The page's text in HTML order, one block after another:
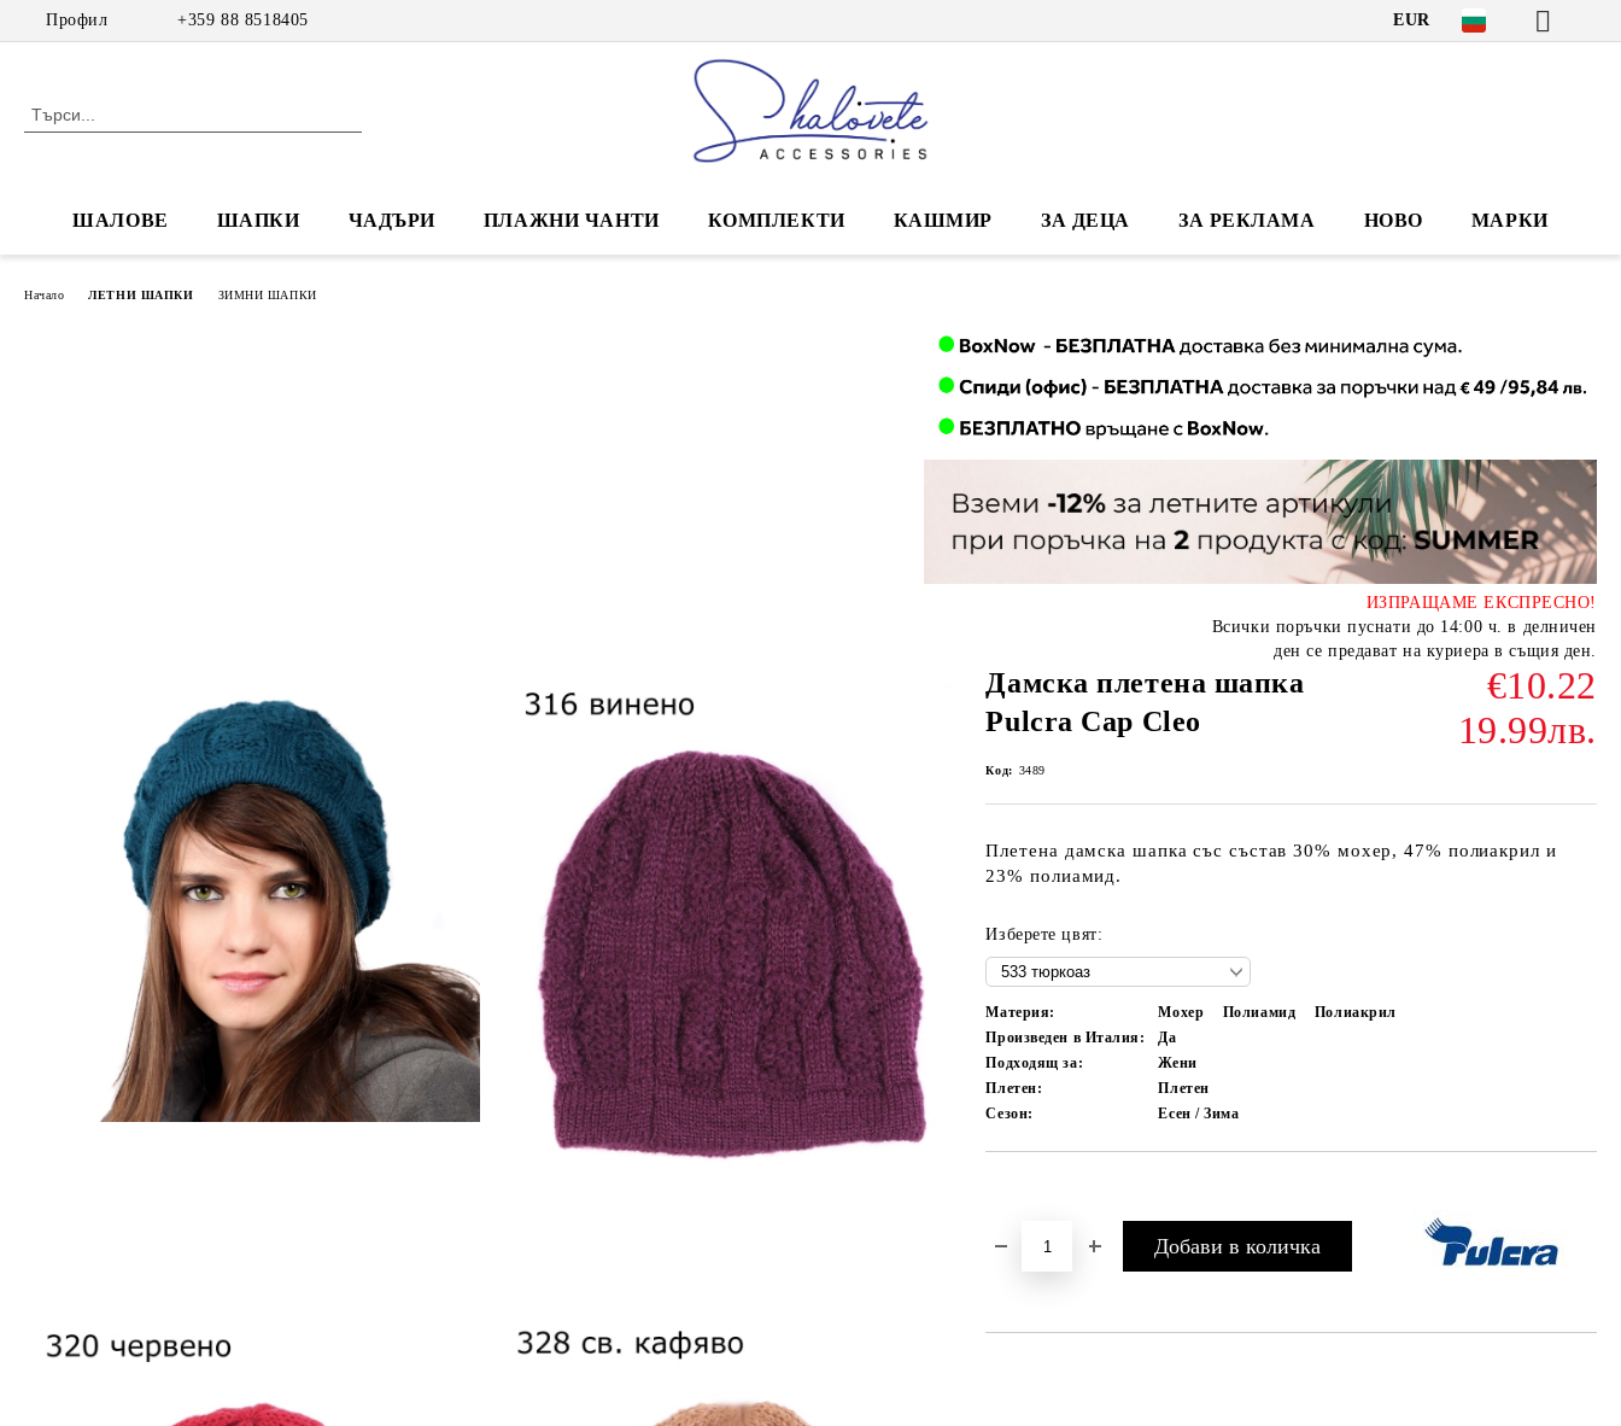
Профил +359 88 8518405 EUR
ШАЛОВЕ ШАПКИ ЧАДЪРИ ПЛАЖНИ ЧАНТИ КОМПЛЕКТИ КАШМИР ЗА ДЕЦА ЗА РЕКЛАМА НОВО МАРКИ
Начало ЛЕТНИ ШАПКИ ЗИМНИ ШАПКИ
ИЗПРАЩАМЕ ЕКСПРЕСНО!
Всички поръчки пуснати до 14:00 ч. в делничен
ден се предават на куриера в същия ден.
Дамска плетена шапка
Pulcra Cap Cleo
€10.22
19.99лв.
Код: 3489
Плетена дамска шапка със състав 30% мохер, 47% полиакрил и
23% полиамид.
Изберете цвят:
Материя: Мохер Полиамид
Полиакрил
Произведен в Италия:
Да
Подходящ за:
Жени
Плетен:
Плетен
Сезон:
Есен / Зима